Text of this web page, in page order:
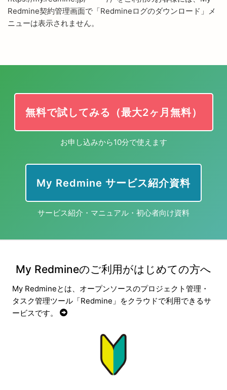
Redmine契約管理画面で「Redmineログのダウンロード」メ
ニューは表示されません。
無料で試してみる（最大2ヶ月無料）
お申し込みから10分で使えます
My Redmine サービス紹介資料
サービス紹介・マニュアル・初心者向け資料
My Redmineのご利用がはじめての方へ
My Redmineとは、オープンソースのプロジェクト管理・
タスク管理ツール「Redmine」をクラウドで利用できるサ
ービスです。